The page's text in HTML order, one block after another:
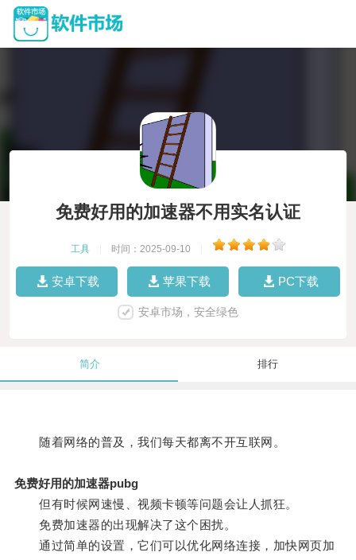
免费好用的加速器不用实名认证
工具 时间：2025-09-10
安卓下载 苹果下载 PC下载
安卓市场，安全绿色
简介 排行
随着网络的普及，我们每天都离不开互联网。
免费好用的加速器pubg
但有时候网速慢、视频卡顿等问题会让人抓狂。
免费加速器的出现解决了这个困扰。
通过简单的设置，它们可以优化网络连接，加快网页加